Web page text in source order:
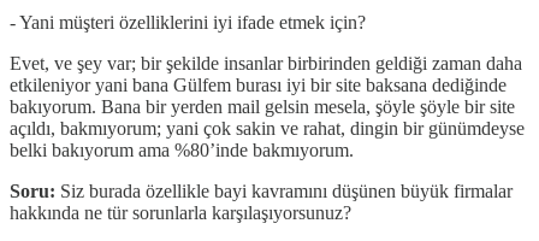
- Yani müşteri özelliklerini iyi ifade etmek için?
Evet, ve şey var; bir şekilde insanlar birbirinden geldiği zaman daha
etkileniyor yani bana Gülfem burası iyi bir site baksana dediğinde
bakıyorum. Bana bir yerden mail gelsin mesela, şöyle şöyle bir site
açıldı, bakmıyorum; yani çok sakin ve rahat, dingin bir günümdeyse
belki bakıyorum ama %80’inde bakmıyorum.
Soru: Siz burada özellikle bayi kavramını düşünen büyük firmalar
hakkında ne tür sorunlarla karşılaşıyorsunuz?